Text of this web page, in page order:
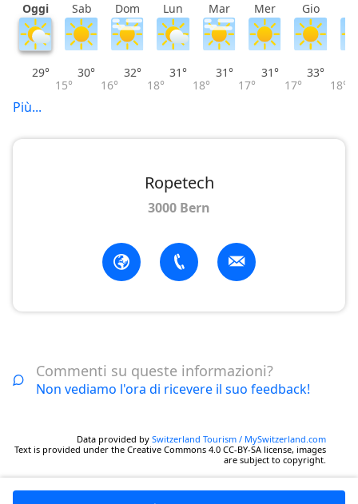
Oggi Sab Dom Lun Mar Mer Gio
29°
15°
30°
16°
32°
18°
31°
18°
31°
17°
31°
17°
33°
18°
Più...
Ropetech
3000 Bern
Commenti su queste informazioni?
Non vediamo l'ora di ricevere il suo feedback!
Data provided by Switzerland Tourism / MySwitzerland.com
Text is provided under the Creative Commons 4.0 CC-BY-SA license, images
are subject to copyright.